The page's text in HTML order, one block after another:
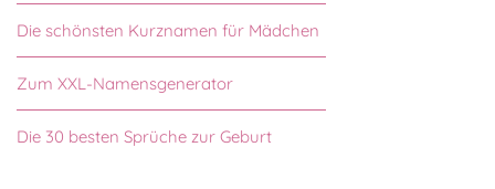
Die schönsten Kurznamen für Mädchen
Zum XXL-Namensgenerator
Die 30 besten Sprüche zur Geburt